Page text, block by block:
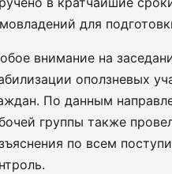
для
внимание на
оползневых
По данным
группы также
по всем